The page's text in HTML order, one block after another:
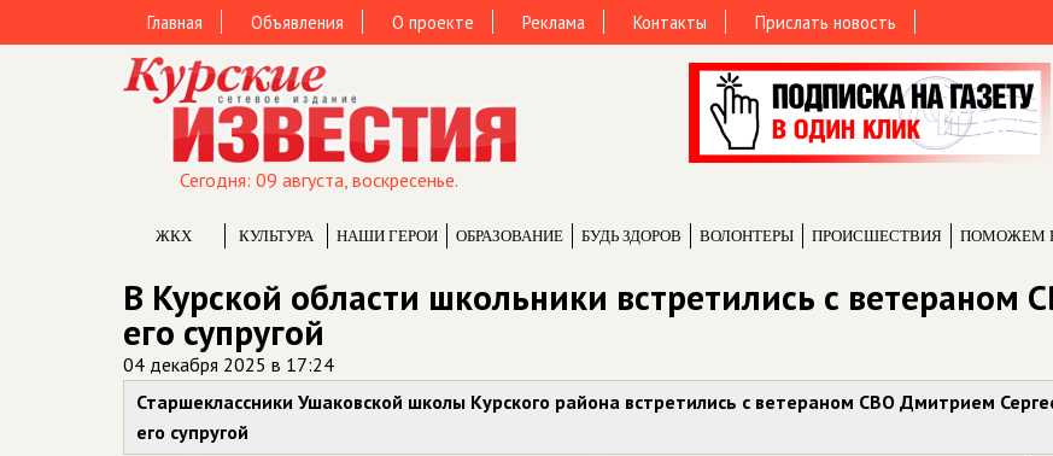
Главная Объявления О проекте Реклама Контакты Прислать новость
Сегодня: 09 августа, воскресенье.
ЖКХ КУЛЬТУРА НАШИ ГЕРОИ ОБРАЗОВАНИЕ БУДЬ ЗДОРОВ ВОЛОНТЕРЫ ПРОИCШЕСТВИЯ ПОМОЖЕМ
В Курской области школьники встретились с ветераном
его супругой
04 декабря 2025 в 17:24
Старшеклассники Ушаковской школы Курского района встретились с ветераном СВО Дмитрием
его супругой